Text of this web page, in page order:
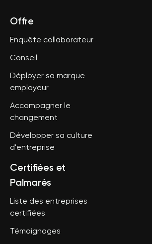
Offre
Enquête collaborateur
Conseil
Déployer sa marque
employeur
Accompagner le
changement
Développer sa culture
d'entreprise
Certifiées et
Palmarès
Liste des entreprises
certifiées
Témoignages